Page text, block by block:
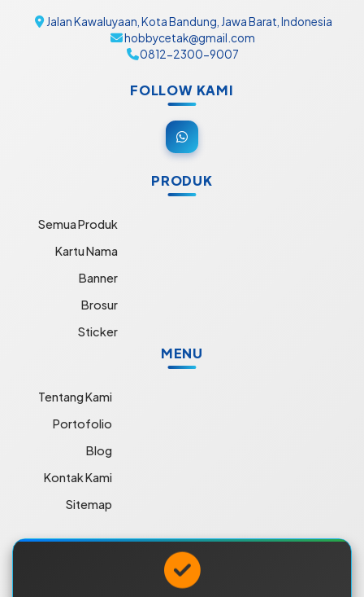
Jalan Kawaluyaan, Kota Bandung, Jawa Barat, Indonesia
hobbycetak@gmail.com
0812-2300-9007
FOLLOW KAMI
PRODUK
Semua Produk
Kartu Nama
Banner
Brosur
Sticker
MENU
Tentang Kami
Portofolio
Blog
Kontak Kami
Sitemap